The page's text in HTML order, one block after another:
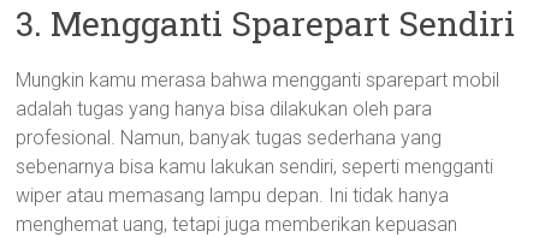
3. Mengganti Sparepart Sendiri
Mungkin kamu merasa bahwa mengganti sparepart mobil
adalah tugas yang hanya bisa dilakukan oleh para
profesional. Namun, banyak tugas sederhana yang
sebenarnya bisa kamu lakukan sendiri, seperti mengganti
wiper atau memasang lampu depan. Ini tidak hanya
menghemat uang, tetapi juga memberikan kepuasan